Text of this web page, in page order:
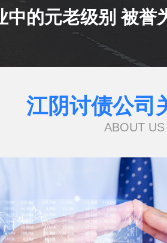
中的元老级别 被誉
江阴讨债公司
ABOUT US